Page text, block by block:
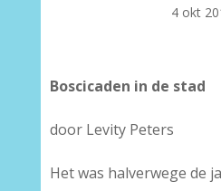
4 okt
Boscicaden in de stad
door Levity Peters
Het was halverwege de